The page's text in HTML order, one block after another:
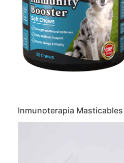
Inmunoterapia Masticables